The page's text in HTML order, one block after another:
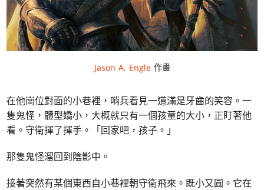
Jason A. Engle 作畫
在他崗位對面的小巷裡，哨兵看見一道滿是牙齒的笑容。一
隻鬼怪，體型嬌小，大概就只有一個孩童的大小，正盯著他
看。守衛揮了揮手。「回家吧，孩子。」
那隻鬼怪溜回到陰影中。
接著突然有某個東西自小巷裡朝守衛飛來。既小又圓。它在